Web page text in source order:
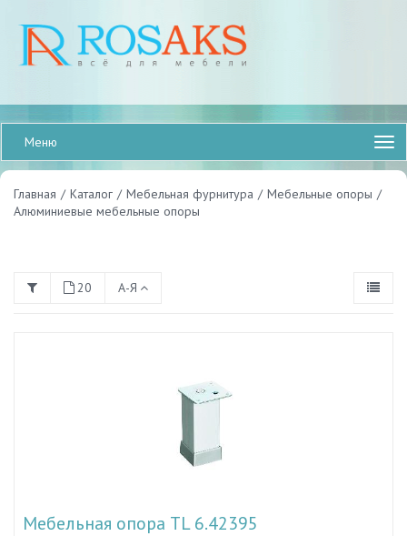
Меню
Главная / Каталог / Мебельная фурнитура / Мебельные опоры /
Алюминиевые мебельные опоры
20 А-Я
Мебельная опора TL 6.42395